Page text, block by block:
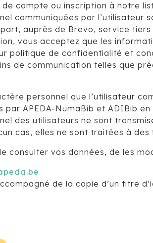
de compte ou inscription à notre
communiquées par l’utilisateur
part, auprès de Brevo, service
vous acceptez que les
politique de confidentialité et
de communication telles que
personnel que l’utilisateur
APEDA-NumaBib et ADIBib
des utilisateurs ne sont
cas, elles ne sont traitées à des
consulter vos données, de les
de la copie d’un titre